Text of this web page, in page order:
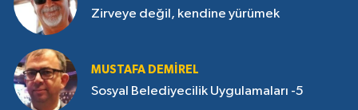
Zirveye değil, kendine yürümek
MUSTAFA DEMIREL
Sosyal Belediyecilik Uygulamaları -5